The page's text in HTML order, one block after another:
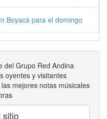
Boyacá para el domingo
del Grupo Red Andina
oyentes y visitantes
mejores notas músicales
sitio